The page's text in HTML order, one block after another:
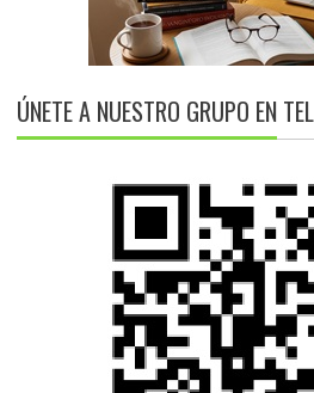
ÚNETE A NUESTRO GRUPO EN